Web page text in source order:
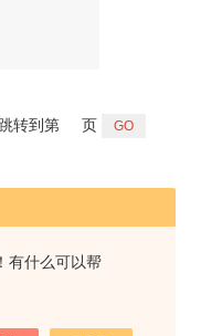
有什么可以帮
转到第 页